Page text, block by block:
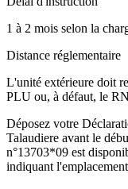
1 à 2 mois selon la
Distance réglementaire
L'unité extérieure doit
PLU ou, à défaut, le
Déposez votre
Talaudiere avant le
n°13703*09 est
indiquant